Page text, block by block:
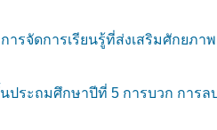
จัดการเรียนรู้ที่ส่งเสริมศักยภาพ
ประถมศึกษาปีที่ 5 การบวก การ